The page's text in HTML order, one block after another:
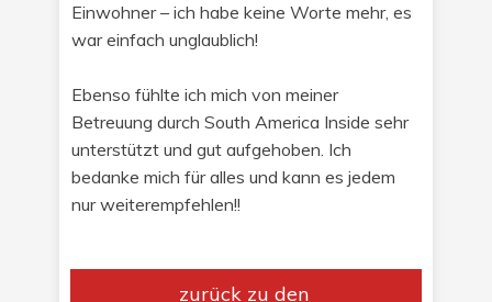
Einwohner – ich habe keine Worte mehr, es
war einfach unglaublich!
Ebenso fühlte ich mich von meiner
Betreuung durch South America Inside sehr
unterstützt und gut aufgehoben. Ich
bedanke mich für alles und kann es jedem
nur weiterempfehlen!!
​zurück zu den ​